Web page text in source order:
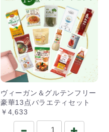
ヴィーガン＆グルテンフリー
豪華13点バラエティセット
￥4,633